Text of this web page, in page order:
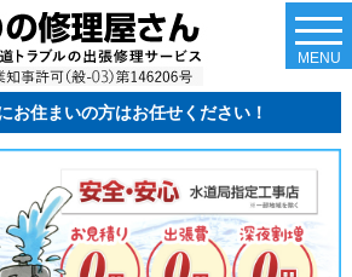
お住まいの方はお任せください！
MENU